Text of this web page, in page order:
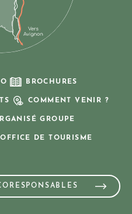
BROCHURES
COMMENT VENIR ?
GROUPE
DE TOURISME